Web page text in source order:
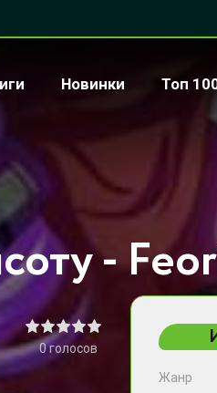
Новинки Топ
-
0голосов
Жанр